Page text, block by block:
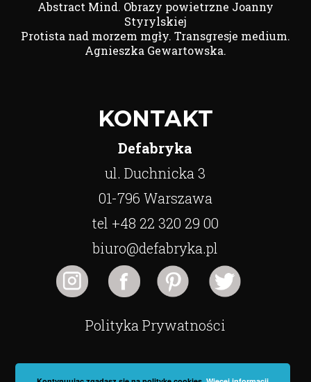
Abstract Mind. Obrazy powietrzne Joanny
Styrylskiej
Protista nad morzem mgły. Transgresje medium.
Agnieszka Gewartowska.
KONTAKT
Defabryka
ul. Duchnicka 3
01-796 Warszawa
tel +48 22 320 29 00
biuro@defabryka.pl
Polityka Prywatności